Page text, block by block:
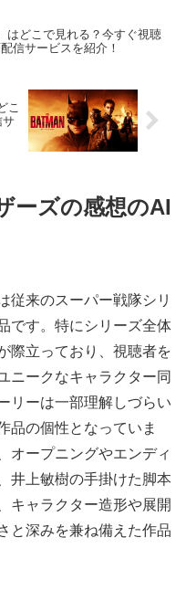
はどこで見れる？今すぐ視聴
信サービスを紹介！
こ
ーズの感想のAI
従来のスーパー戦隊シリ
です。特にシリーズ全体
際立っており、視聴者を
ニークなキャラクター同
リーは一部理解しづらい
品の個性となっていま
オープニングやエンディ
井上敏樹の手掛けた脚本
キャラクター造形や展開
と深みを兼ね備えた作品